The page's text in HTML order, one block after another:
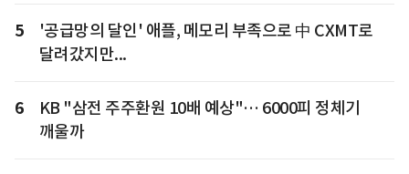
5
'공급망의 달인' 애플, 메모리 부족으로 中 CXMT로
달려갔지만...
6
KB "삼전 주주환원 10배 예상"… 6000피 정체기
깨울까